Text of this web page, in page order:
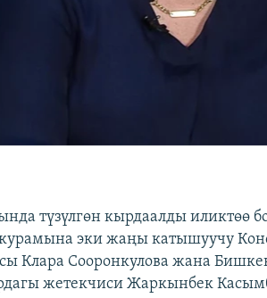
түзүлгөн кырдаалды иликтөө
эки жаңы катышуучу
Клара Сооронкулова жана
жетекчиси Жаркынбек